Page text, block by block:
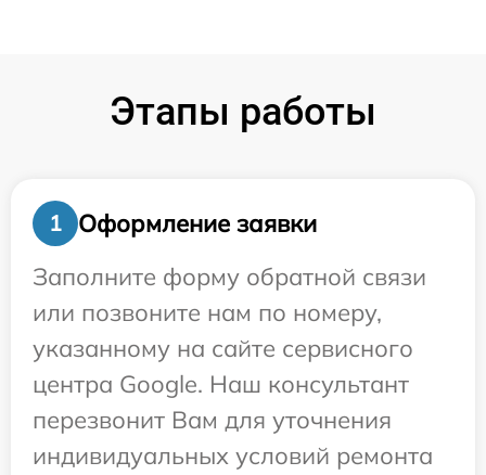
Этапы работы
1
Оформление заявки
Заполните форму обратной связи
или позвоните нам по номеру,
указанному на сайте сервисного
центра Google. Наш консультант
перезвонит Вам для уточнения
индивидуальных условий ремонта